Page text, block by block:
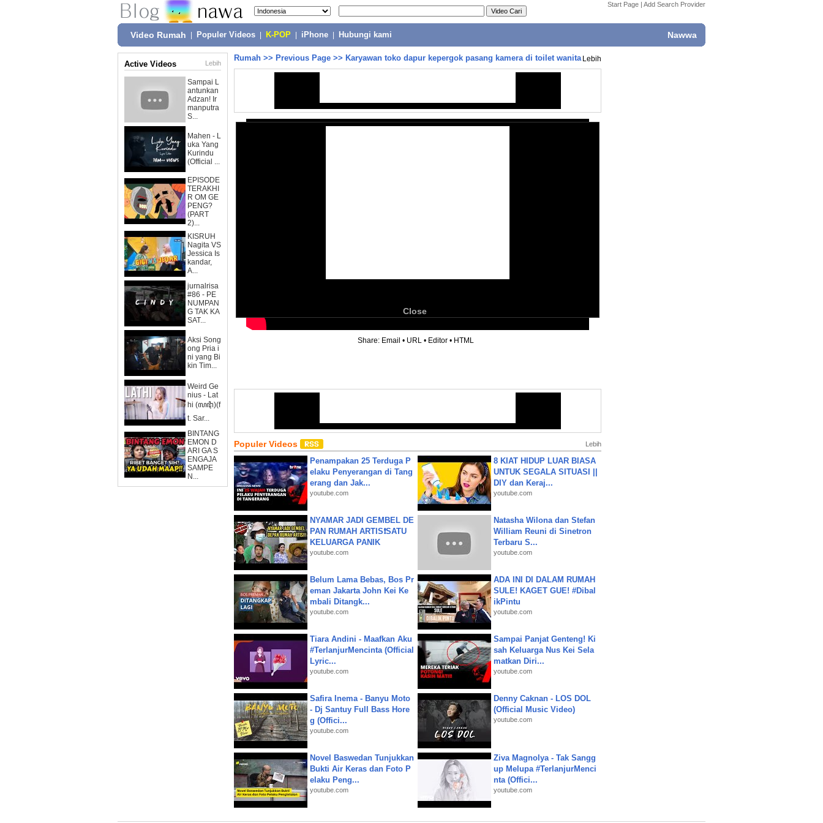
Start Page | Add Search Provider
Video Rumah Populer Videos K-POP iPhone Hubungi kami Nawwa
Active Videos Lebih
Sampai L
antunkan
Adzan! Ir
manputra
S...
Mahen - L
uka Yang
Kurindu
(Official ...
EPISODE
TERAKHI
R OM GE
PENG?
(PART
2)...
KISRUH
Nagita VS
Jessica Is
kandar,
A...
jurnalrisa
#86 - PE
NUMPAN
G TAK KA
SAT...
Aksi Song
ong Pria i
ni yang Bi
kin Tim...
Weird Ge
nius - Lat
hi (ꦭꦛꦶ)(f
t. Sar...
BINTANG
EMON D
ARI GA S
ENGAJA
SAMPE
N...
Rumah >> Previous Page >> Karyawan toko dapur kepergok pasang kamera di toilet wanita Lebih
Close
Share: Email • URL • Editor • HTML
Populer Videos Lebih
Penampakan 25 Terduga P
elaku Penyerangan di Tang
erang dan Jak...
youtube.com
8 KIAT HIDUP LUAR BIASA
UNTUK SEGALA SITUASI ||
DIY dan Keraj...
youtube.com
NYAMAR JADI GEMBEL DE
PAN RUMAH ARTIS❗SATU
KELUARGA PANIK
youtube.com
Natasha Wilona dan Stefan
William Reuni di Sinetron
Terbaru S...
youtube.com
Belum Lama Bebas, Bos Pr
eman Jakarta John Kei Ke
mbali Ditangk...
youtube.com
ADA INI DI DALAM RUMAH
SULE! KAGET GUE! #Dibal
ikPintu
youtube.com
Tiara Andini - Maafkan Aku
#TerlanjurMencinta (Official
Lyric...
youtube.com
Sampai Panjat Genteng! Ki
sah Keluarga Nus Kei Sela
matkan Diri...
youtube.com
Safira Inema - Banyu Moto
- Dj Santuy Full Bass Hore
g (Offici...
youtube.com
Denny Caknan - LOS DOL
(Official Music Video)
youtube.com
Novel Baswedan Tunjukkan
Bukti Air Keras dan Foto P
elaku Peng...
youtube.com
Ziva Magnolya - Tak Sangg
up Melupa #TerlanjurMenci
nta (Offici...
youtube.com